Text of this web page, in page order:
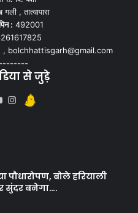
, तात्यापारा
: 492001
, bolchhattisgarh@gmail.com
से जुड़े
बोले हरियाली
सुंदर बनेगा….